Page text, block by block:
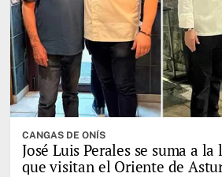
CANGAS DE ONÍS
José Luis Perales se suma a
que visitan el Oriente de